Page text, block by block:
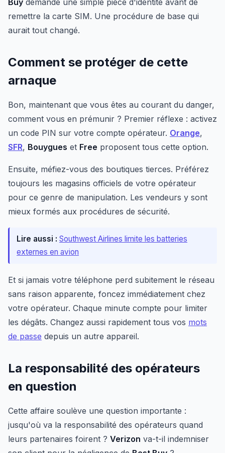
Buy demande une simple pièce d'identité avant de
remettre la carte SIM. Une procédure de base qui
aurait tout changé.
Comment se protéger de cette
arnaque
Bon, maintenant que vous êtes au courant du danger,
comment vous en prémunir ? Premier réflexe : activez
un code PIN sur votre compte opérateur. Orange,
SFR, Bouygues et Free proposent tous cette option.
Ensuite, méfiez-vous des boutiques tierces. Préférez
toujours les magasins officiels de votre opérateur
pour ce genre de manipulation. Les vendeurs y sont
mieux formés aux procédures de sécurité.
Lire aussi : Southwest Airlines limite les batteries
externes en avion
Et si jamais votre téléphone perd subitement le réseau
sans raison apparente, foncez immédiatement chez
votre opérateur. Chaque minute compte pour limiter
les dégâts. Changez aussi rapidement tous vos mots
de passe depuis un autre appareil.
La responsabilité des opérateurs
en question
Cette affaire soulève une question importante :
jusqu'où va la responsabilité des opérateurs quand
leurs partenaires foirent ? Verizon va-t-il indemniser